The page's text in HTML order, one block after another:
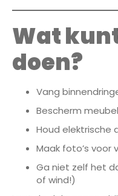
Wat
doen?
Vang
Bescherm
Houd elektrische
Maak foto’s voor
Ga niet zelf het
of wind!)